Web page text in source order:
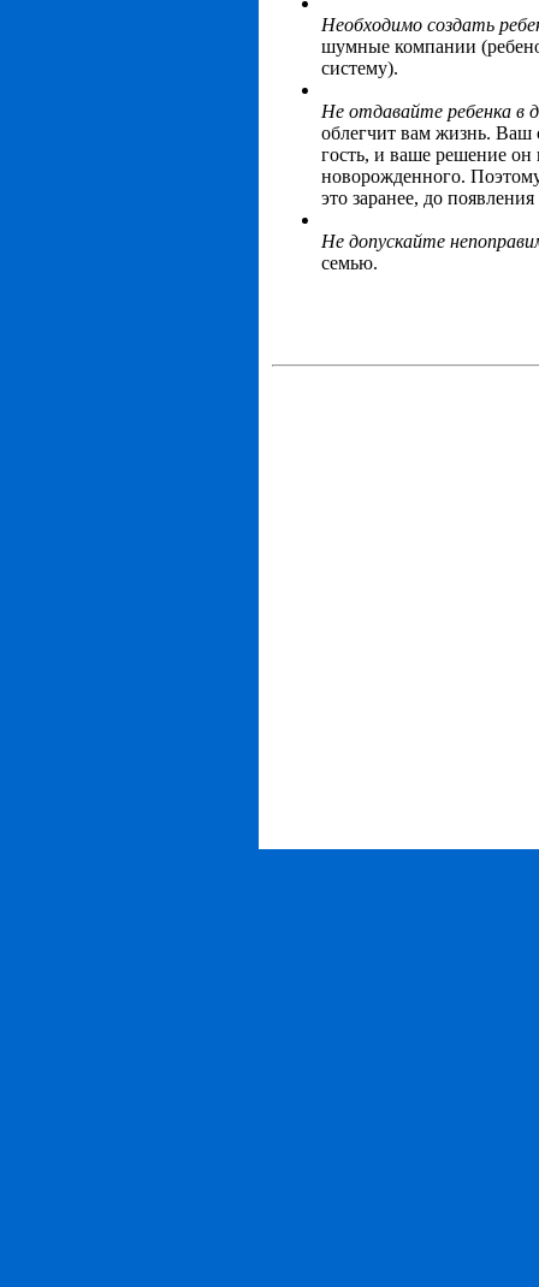
Необходимо создать
шумные компании
систему).
Не отдавайте ребенка в
облегчит вам жизнь. Ваш
гость, и ваше решение он
новорожденного.
это заранее, до
Не допускайте
семью.